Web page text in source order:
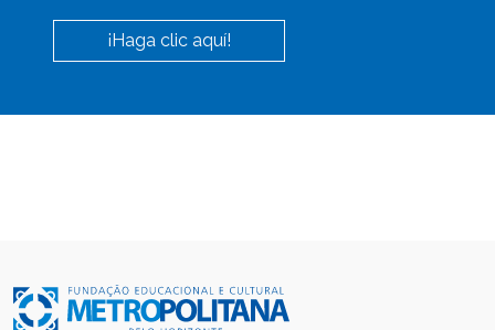
¡Haga clic aquí!